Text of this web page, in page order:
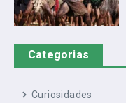
Categorias
Curiosidades